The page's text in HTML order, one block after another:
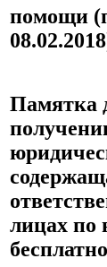
помощи
Памятка
лицах по